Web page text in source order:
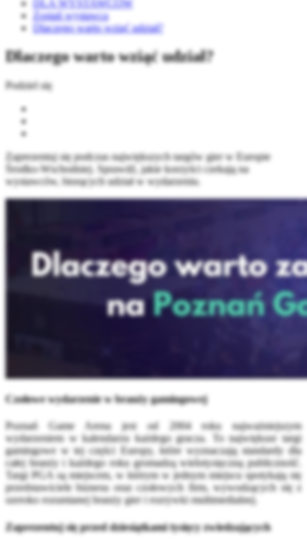
DLA WYSTAWCÓW
Zostań wystawcą
Dlaczego warto wziąć udział?
Dlaczego warto wziąć udział?
Podziel się
Zaprezentuj się podczas największych targów gier w Europie
Środko-Wschodniej. Sprawdź, jakie korzyści czekają na
wystawców, biorących udział w wydarzeniu.
Czołowe wydarzenie w branży gamingowej
Poznań Game Arena jest od 2004 roku najważniejszym
wydarzeniem w kalendarzu każdego gracza. To największe targi
gamingowe w tej części Europy, które wyznaczają standardy dla
całej branży i każdego roku gromadzą wielotysięczną publiczność.
Targi PGA są miejscem, w którym w jednym miejscu spotykają się
przedstawiciele biznesu oraz czołowych firm, wywodzących się z
szeroko rozumianej branży gier i rozrywki multimedialnej.
Zaprezentuj się przed dziesiątkami tysięcy zwiedzających